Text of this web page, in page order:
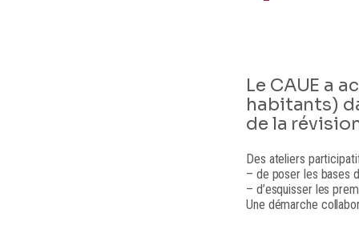
Le CAUE a
habitants)
de la
Des ateliers
– de poser les bases
– d’esquisser les
Une démarche